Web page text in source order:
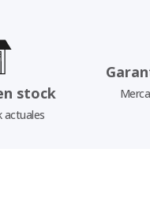
stock
actuales